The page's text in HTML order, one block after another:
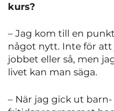
kurs?
– Jag kom till en
något nytt. Inte för
jobbet eller så, men
livet kan man säga.
– När jag gick ut barn-